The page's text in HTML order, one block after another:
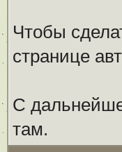
Чтобы
странице
С
там.